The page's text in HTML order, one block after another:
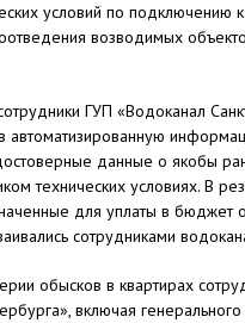
условий по подключению
возводимых
ГУП «Водоканал
автоматизированную
данные о якобы
технических условиях. В
для уплаты в бюджет
сотрудниками
обысков в квартирах
включая